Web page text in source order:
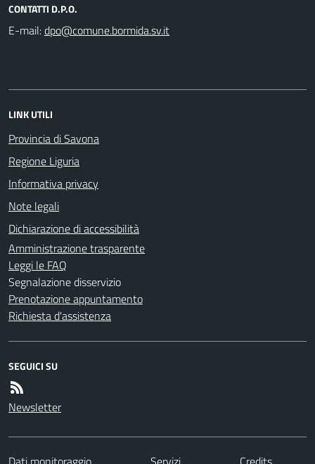
CONTATTI D.P.O.
E-mail:
LINK UTILI
Provincia di Savona
Regione Liguria
Informativa privacy
Note legali
Dichiarazione di accessibilità
Amministrazione trasparente
Leggi le FAQ
Segnalazione disservizio
Prenotazione appuntamento
Richiesta d'assistenza
SEGUICI SU
Newsletter